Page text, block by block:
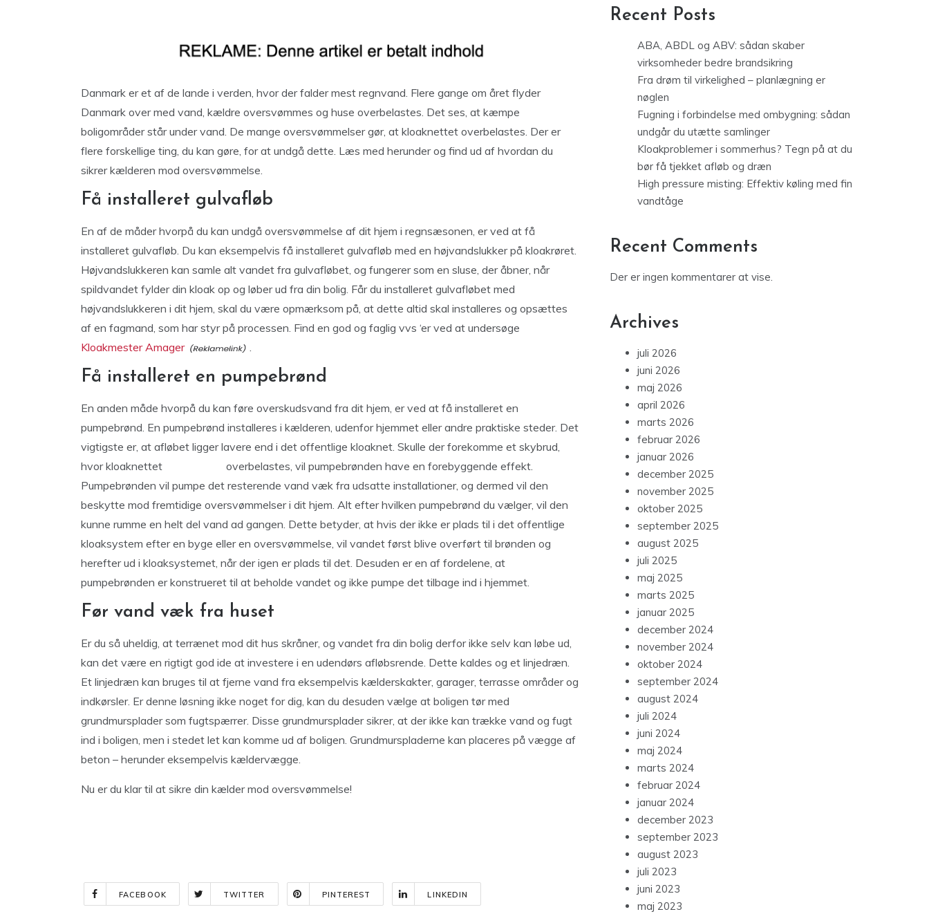
Danmark er et af de lande i verden, hvor der falder mest regnvand. Flere gange om året flyder
Danmark over med vand, kældre oversvømmes og huse overbelastes. Det ses, at kæmpe
boligområder står under vand. De mange oversvømmelser gør, at kloaknettet overbelastes. Der er
flere forskellige ting, du kan gøre, for at undgå dette. Læs med herunder og find ud af hvordan du
sikrer kælderen mod oversvømmelse.
Få installeret gulvafløb
En af de måder hvorpå du kan undgå oversvømmelse af dit hjem i regnsæsonen, er ved at få
installeret gulvafløb. Du kan eksempelvis få installeret gulvafløb med en højvandslukker på kloakrøret.
Højvandslukkeren kan samle alt vandet fra gulvafløbet, og fungerer som en sluse, der åbner, når
spildvandet fylder din kloak op og løber ud fra din bolig. Får du installeret gulvafløbet med
højvandslukkeren i dit hjem, skal du være opmærksom på, at dette altid skal installeres og opsættes
af en fagmand, som har styr på processen. Find en god og faglig vvs ‘er ved at undersøge
Kloakmester Amager
.
Få installeret en pumpebrønd
En anden måde hvorpå du kan føre overskudsvand fra dit hjem, er ved at få installeret en
pumpebrønd. En pumpebrønd installeres i kælderen, udenfor hjemmet eller andre praktiske steder. Det
vigtigste er, at afløbet ligger lavere end i det offentlige kloaknet. Skulle der forekomme et skybrud,
hvor kloaknettet overbelastes, vil pumpebrønden have en forebyggende effekt.
Pumpebrønden vil pumpe det resterende vand væk fra udsatte installationer, og dermed vil den
beskytte mod fremtidige oversvømmelser i dit hjem. Alt efter hvilken pumpebrønd du vælger, vil den
kunne rumme en helt del vand ad gangen. Dette betyder, at hvis der ikke er plads til i det offentlige
kloaksystem efter en byge eller en oversvømmelse, vil vandet først blive overført til brønden og
herefter ud i kloaksystemet, når der igen er plads til det. Desuden er en af fordelene, at
pumpebrønden er konstrueret til at beholde vandet og ikke pumpe det tilbage ind i hjemmet.
Før vand væk fra huset
Er du så uheldig, at terrænet mod dit hus skråner, og vandet fra din bolig derfor ikke selv kan løbe ud,
kan det være en rigtigt god ide at investere i en udendørs afløbsrende. Dette kaldes og et linjedræn.
Et linjedræn kan bruges til at fjerne vand fra eksempelvis kælderskakter, garager, terrasse områder og
indkørsler. Er denne løsning ikke noget for dig, kan du desuden vælge at boligen tør med
grundmursplader som fugtspærrer. Disse grundmursplader sikrer, at der ikke kan trække vand og fugt
ind i boligen, men i stedet let kan komme ud af boligen. Grundmurspladerne kan placeres på vægge af
beton – herunder eksempelvis kældervægge.
Nu er du klar til at sikre din kælder mod oversvømmelse!
FACEBOOK TWITTER PINTEREST LINKEDIN
Recent Posts
ABA, ABDL og ABV: sådan skaber
virksomheder bedre brandsikring
Fra drøm til virkelighed – planlægning er
nøglen
Fugning i forbindelse med ombygning: sådan
undgår du utætte samlinger
Kloakproblemer i sommerhus? Tegn på at du
bør få tjekket afløb og dræn
High pressure misting: Effektiv køling med fin
vandtåge
Recent Comments
Der er ingen kommentarer at vise.
Archives
juli 2026
juni 2026
maj 2026
april 2026
marts 2026
februar 2026
januar 2026
december 2025
november 2025
oktober 2025
september 2025
august 2025
juli 2025
maj 2025
marts 2025
januar 2025
december 2024
november 2024
oktober 2024
september 2024
august 2024
juli 2024
juni 2024
maj 2024
marts 2024
februar 2024
januar 2024
december 2023
september 2023
august 2023
juli 2023
juni 2023
maj 2023